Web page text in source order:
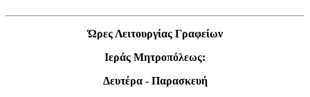
Ώρες Λειτουργίας Γραφείων
Ιεράς Μητροπόλεως:
Δευτέρα- Παρασκευή